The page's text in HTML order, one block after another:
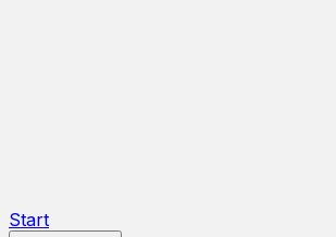
Start